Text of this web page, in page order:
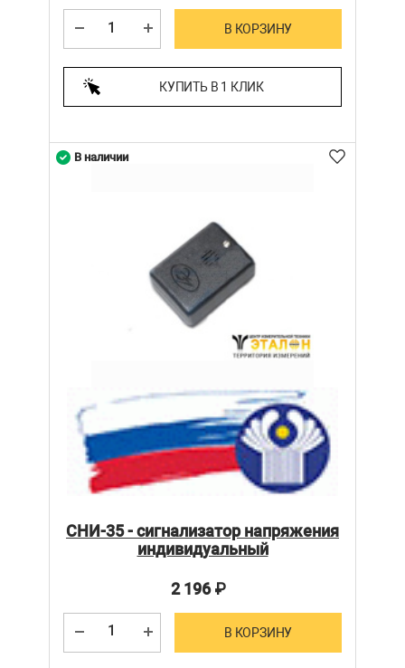
В КОРЗИНУ
КУПИТЬ В 1 КЛИК
СНИ-35 - сигнализатор напряжения
индивидуальный
2 196₽
В КОРЗИНУ
В наличии